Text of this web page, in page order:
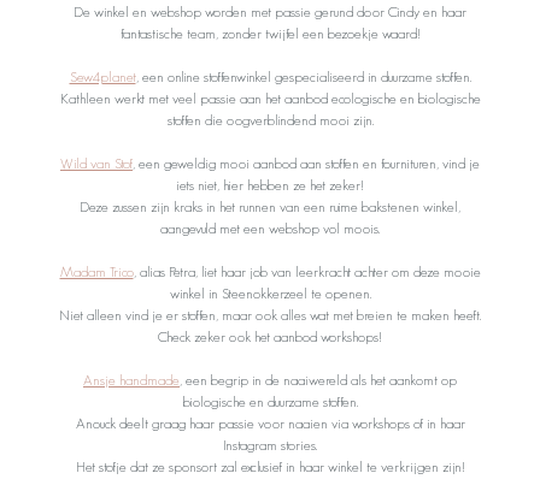
De winkel en webshop worden met passie gerund door Cindy en haar
fantastische team, zonder twijfel een bezoekje waard!
Sew4planet, een online stoffenwinkel gespecialiseerd in duurzame stoffen.
Kathleen werkt met veel passie aan het aanbod ecologische en biologische
stoffen die oogverblindend mooi zijn.
Wild van Stof , een geweldig mooi aanbod aan stoffen en fournituren, vind je
iets niet, hier hebben ze het zeker!
Deze zussen zijn kraks in het runnen van een ruime bakstenen winkel,
aangevuld met een webshop vol moois.
Madam Trico, alias Petra, liet haar job van leerkracht achter om deze mooie
winkel in Steenokkerzeel te openen.
Niet alleen vind je er stoffen, maar ook alles wat met breien te maken heeft.
Check zeker ook het aanbod workshops!
Ansje handmade , een begrip in de naaiwereld als het aankomt op
biologische en duurzame stoffen.
Anouck deelt graag haar passie voor naaien via workshops of in haar
Instagram stories.
Het stofje dat ze sponsort zal exclusief in haar winkel te verkrijgen zijn!